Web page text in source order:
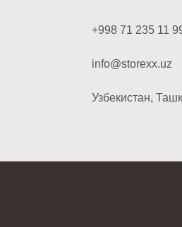
+998 71 235 11
info@storexx.uz
Узбекистан,